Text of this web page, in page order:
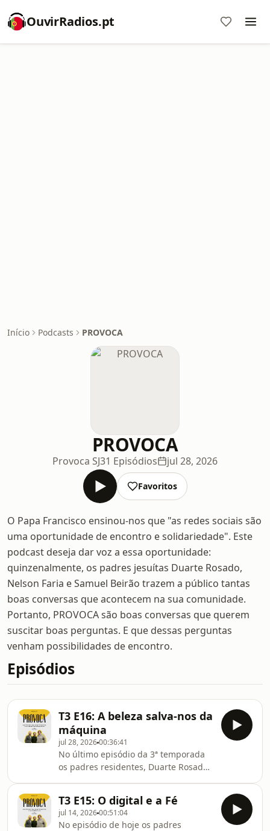
OuvirRadios.pt
Início Podcasts PROVOCA
PROVOCA
Provoca SJ31 Episódios jul 28, 2026
Favoritos
O Papa Francisco ensinou-nos que "as redes sociais são
uma oportunidade de encontro e solidariedade". Este
podcast deseja dar voz a essa oportunidade:
quinzenalmente, os padres jesuítas Duarte Rosado,
Nelson Faria e Samuel Beirão trazem a público tantas
boas conversas que acontecem na sua comunidade.
Portanto, PROVOCA são boas conversas que querem
suscitar boas perguntas. E que dessas perguntas
venham possibilidades de encontro.
Episódios
T3 E16: A beleza salva-nos da
máquina
jul 28, 202600:36:41
No último episódio da 3ª temporada
os padres residentes, Duarte Rosado,
salvar.
🙏-⁠⁠⁠⁠⁠⁠#jesuitas⁠⁠⁠⁠⁠⁠ ⁠⁠⁠⁠⁠⁠⁠⁠⁠⁠⁠⁠#companhiadejesus⁠⁠⁠⁠⁠⁠ ⁠⁠⁠⁠⁠⁠#provocasj⁠⁠⁠⁠⁠⁠
T3 E15: O digital e a Fé
jul 14, 202600:51:04
No episódio de hoje os padres